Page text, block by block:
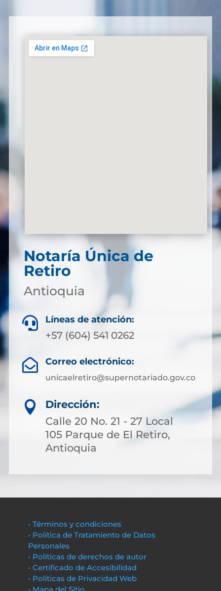
Notaría Única de
Retiro
Antioquia
 Líneas de atención:
+57 (604) 541 0262
 Correo electrónico:
unicaelretiro@supernotariado.gov.co

Dirección:
Calle 20 No. 21 - 27 Local
105 Parque de El Retiro,
Antioquia
• Términos y condiciones
• Política de Tratamiento de Datos
Personales
• Políticas de derechos de autor
• Certificado de Accesibilidad
• Políticas de Privacidad Web